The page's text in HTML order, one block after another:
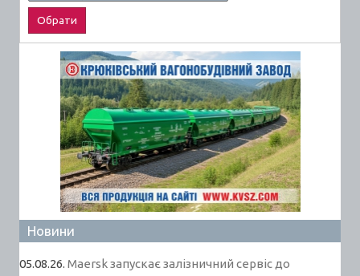
Новини
05.08.26. Maersk запускає залізничний сервіс до